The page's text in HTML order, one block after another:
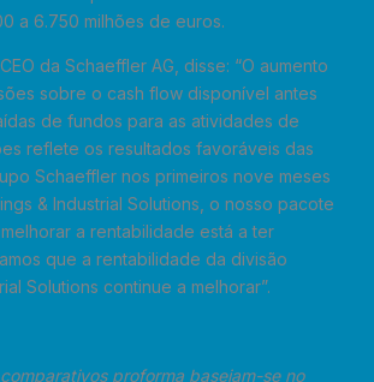
a 6.750 milhões de euros.
da Schaeffler AG, disse: “O aumento
sobre o cash flow disponível antes
de fundos para as atividades de
reflete os resultados favoráveis das
Schaeffler nos primeiros nove meses
& Industrial Solutions, o nosso pacote
a rentabilidade está a ter
que a rentabilidade da divisão
Solutions continue a melhorar”.
proforma baseiam-se no